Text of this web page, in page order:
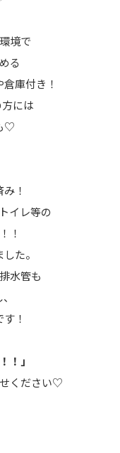
境で
る
庫付き！
には
♡
！
イレ等の
！
た。
水管も
！
！」
ください♡